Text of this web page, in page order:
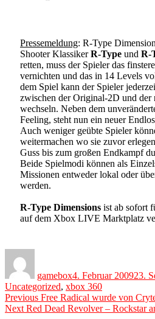
Pressemeldung: R-Type
Shooter KlassikerR-Type und R-
retten, muss der Spieler das
vernichten und das in 14 Levels
dem Spiel kann der Spieler
zwischen der Original-2D und der
wechseln. Neben dem
Feeling, steht nun ein neuer
Auch weniger geübte Spieler
weitermachen wo sie zuvor
Guss bis zum großen Endkampf
Beide Spielmodi können als
Missionen entweder lokal oder
werden.
R-Type Dimensions ist ab sofort
auf dem Xbox LIVE Marktplatz
gamebox4. Februar 200923.
Uncategorized, xbox 360
Beitragsnavigation
Previous Previous
post:
Free Radical wurde von
Next Next
Red Dead Revolver – Rockstar